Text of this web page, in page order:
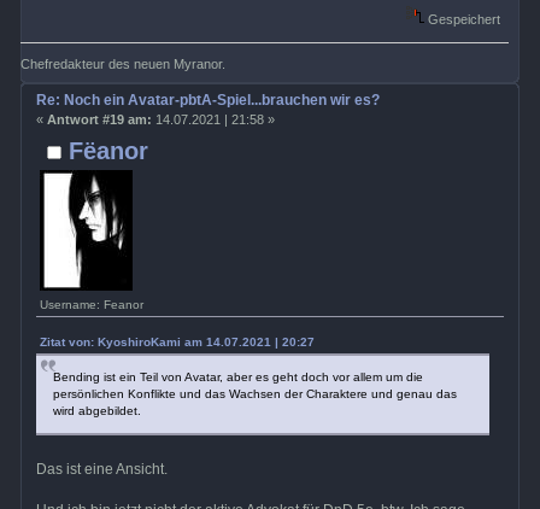
Gespeichert
Chefredakteur des neuen Myranor.
Fëanor
Username: Feanor
Re: Noch ein Avatar-pbtA-Spiel...brauchen wir es?
« Antwort #19 am: 14.07.2021 | 21:58 »
Zitat von: KyoshiroKami am 14.07.2021 | 20:27
Bending ist ein Teil von Avatar, aber es geht doch vor allem um die
persönlichen Konflikte und das Wachsen der Charaktere und genau das
wird abgebildet.
Das ist eine Ansicht.